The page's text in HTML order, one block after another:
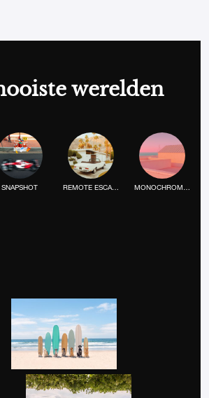
werelden
SNAPSHOT REMOTE ESCAPE MONOCHROME MOOD